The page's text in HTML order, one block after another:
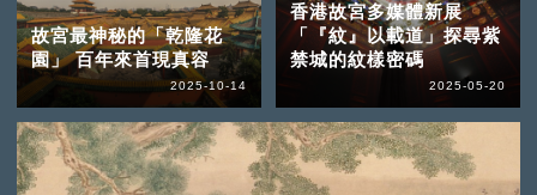
故宮最神秘的「乾隆花
園」 百年來首現真容
2025-10-14
香港故宮多媒體新展
「『紋』以載道」探尋紫
禁城的紋樣密碼
2025-05-20